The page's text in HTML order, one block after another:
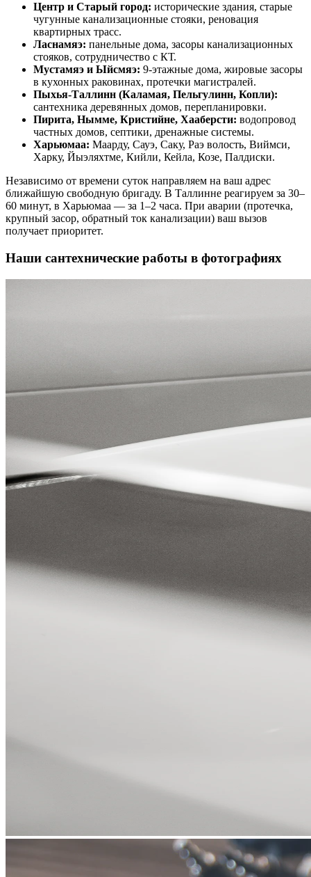
Центр и Старый город: исторические здания, старые
чугунные канализационные стояки, реновация
квартирных трасс.
Ласнамяэ: панельные дома, засоры канализационных
стояков, сотрудничество с КТ.
Мустамяэ и Ыйсмяэ: 9-этажные дома, жировые засоры
в кухонных раковинах, протечки магистралей.
Пыхья-Таллинн (Каламая, Пельгулинн, Копли):
сантехника деревянных домов, перепланировки.
Пирита, Нымме, Кристийне, Хааберсти: водопровод
частных домов, септики, дренажные системы.
Харьюмаа: Маарду, Сауэ, Саку, Раэ волость, Виймси,
Харку, Йыэляхтме, Кийли, Кейла, Козе, Палдиски.
Независимо от времени суток направляем на ваш адрес
ближайшую свободную бригаду. В Таллинне реагируем за 30–
60 минут, в Харьюмаа — за 1–2 часа. При аварии (протечка,
крупный засор, обратный ток канализации) ваш вызов
получает приоритет.
Наши сантехнические работы в фотографиях